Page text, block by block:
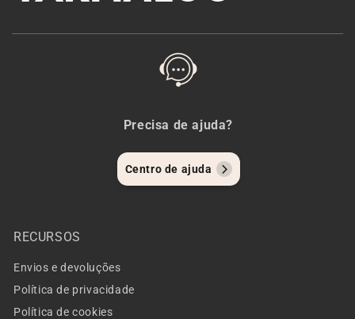
Precisa de ajuda?
Centro de ajuda
RECURSOS
Envios e devoluções
Política de privacidade
Política de cookies